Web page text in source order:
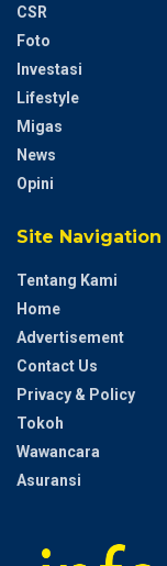
CSR
Foto
Investasi
Lifestyle
Migas
News
Opini
Site Navigation
Tentang Kami
Home
Advertisement
Contact Us
Privacy & Policy
Tokoh
Wawancara
Asuransi